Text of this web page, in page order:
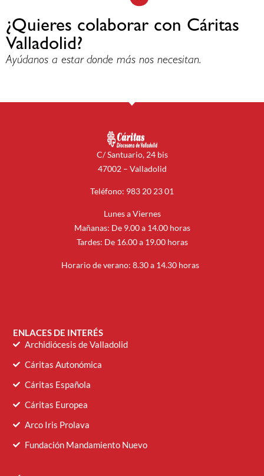
¿Quieres colaborar con Cáritas
Valladolid?
Ayúdanos a estar donde más nos necesitan.
C/ Santuario, 24 bis
47002 – Valladolid
Teléfono: 983 20 23 01
Lunes a Viernes
Mañanas: De 9.00 a 14.00 horas
Tardes: De 16.00 a 19.00 horas
Horario de verano: 8.30 a 14.30 horas
ENLACES DE INTERÉS
Archidiócesis de Valladolid
Cáritas Autonómica
Cáritas Española
Cáritas Europea
Arco Iris Prolava
Fundación Mandamiento Nuevo